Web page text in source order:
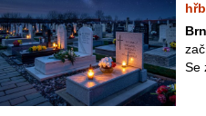
Se